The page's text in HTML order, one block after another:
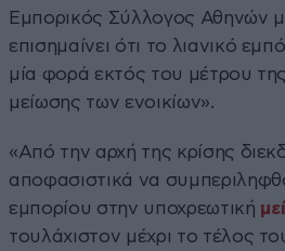
Εμπορικός Σύλλογος Αθηνών
επισημαίνει ότι το λιανικό
μία φορά εκτός του μέτρου
μείωσης των ενοικίων».
«Από την αρχή της κρίσης
αποφασιστικά να
εμπορίου στην υποχρεωτική
τουλάχιστον μέχρι το τέλος